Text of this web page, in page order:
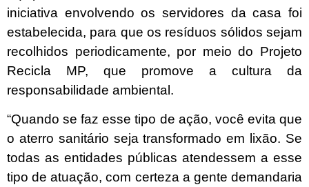
iniciativa envolvendo os servidores da casa foi
estabelecida, para que os resíduos sólidos sejam
recolhidos periodicamente, por meio do Projeto
Recicla MP, que promove a cultura da
responsabilidade ambiental.
“Quando se faz esse tipo de ação, você evita que
o aterro sanitário seja transformado em lixão. Se
todas as entidades públicas atendessem a esse
tipo de atuação, com certeza a gente demandaria